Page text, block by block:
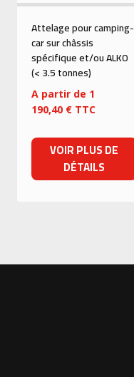
Attelage pour camping-
car sur châssis
spécifique et/ou ALKO
(< 3.5 tonnes)
A partir de 1
190,40 € TTC
VOIR PLUS DE
DÉTAILS